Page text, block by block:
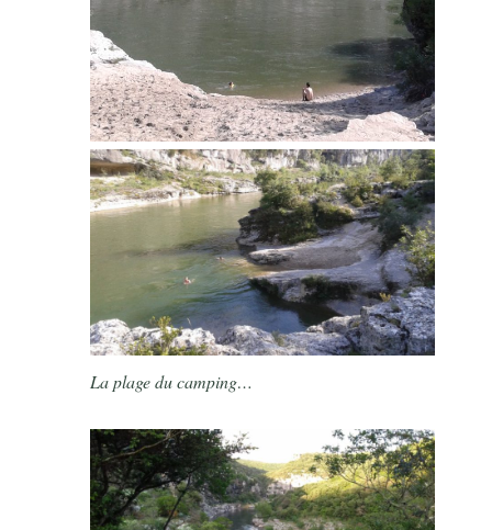
La plage du camping…